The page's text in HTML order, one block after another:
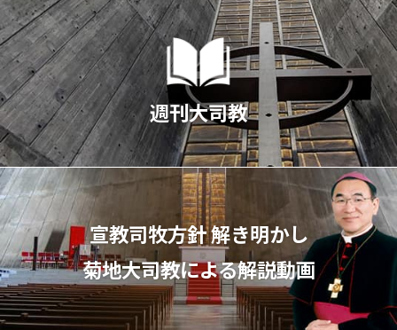
週刊大司教
宣教司牧⽅針 解き明かし
菊地⼤司教による解説動画